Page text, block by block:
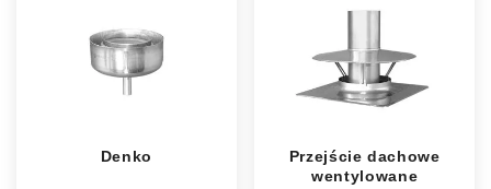
Denko
Przejście dachowe
wentylowane